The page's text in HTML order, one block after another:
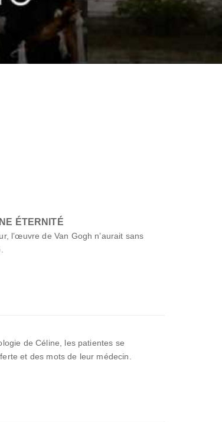
ÉTERNITÉ
l’œuvre de Van Gogh n’aurait sans
de Céline, les patientes se
et des mots de leur médecin.